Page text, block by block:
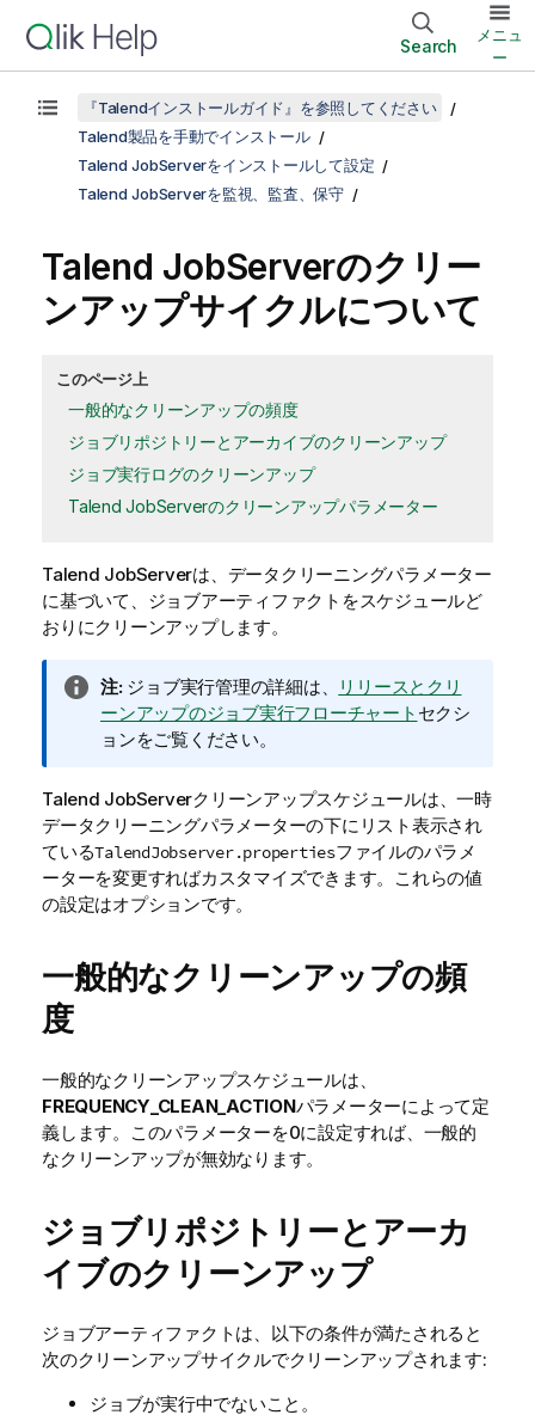
Search
メニュ
ー
『Talendインストールガイド』を参照してください
Talend製品を手動でインストール
Talend JobServerをインストールして設定
Talend JobServerを監視、監査、保守
Talend JobServerのクリー
ンアップサイクルについて
このページ上
一般的なクリーンアップの頻度
ジョブリポジトリーとアーカイブのクリーンアップ
ジョブ実行ログのクリーンアップ
Talend JobServerのクリーンアップパラメーター
Talend JobServerは、データクリーニングパラメーター
に基づいて、ジョブアーティファクトをスケジュールど
おりにクリーンアップします。
情
報
メ
注:ジョブ実行管理の詳細は、
リリースとクリ
ーンアップのジョブ実行フローチャート セクシ
ョンをご覧ください。
Talend JobServerクリーンアップスケジュールは、一時
データクリーニングパラメーターの下にリスト表示され
ているTalendJobserver.propertiesファイルのパラメ
ーターを変更すればカスタマイズできます。これらの値
の設定はオプションです。
一般的なクリーンアップの頻
度
一般的なクリーンアップスケジュールは、
FREQUENCY_CLEAN_ACTIONパラメーターによって定
義します。このパラメーターを0に設定すれば、一般的
なクリーンアップが無効なります。
ジョブリポジトリーとアーカ
イブのクリーンアップ
ジョブアーティファクトは、以下の条件が満たされると
次のクリーンアップサイクルでクリーンアップされます:
ジョブが実行中でないこと。